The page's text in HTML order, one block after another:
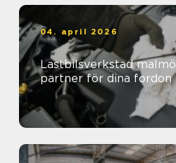
04. april 2026
Lastbilsverkstad malmö så väljer du rätt
partner för dina fordon